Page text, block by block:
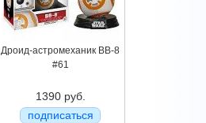
Дроид-астромеханик BB-8
#61
1390 руб.
подписаться